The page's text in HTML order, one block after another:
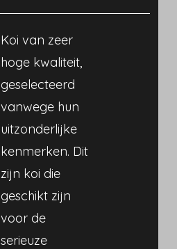
Koi van zeer
hoge kwaliteit,
geselecteerd
vanwege hun
uitzonderlijke
kenmerken. Dit
zijn koi die
geschikt zijn
voor de
serieuze